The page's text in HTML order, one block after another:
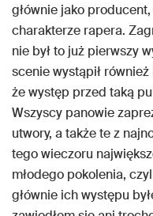
głównie jako
charakterze rapera.
nie był to już pierwszy
scenie wystąpił również
że występ przed taką
Wszyscy panowie
utwory, a także te z
tego wieczoru
młodego pokolenia,
głównie ich występu